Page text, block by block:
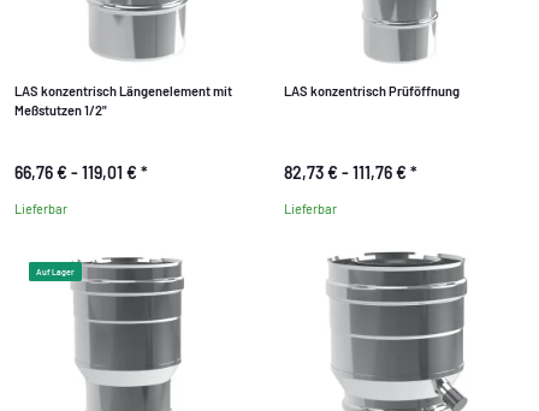
LAS konzentrisch Längenelement mit
Meßstutzen 1/2"
66,76 € -119,01 € *
Lieferbar
LAS konzentrisch Prüföffnung
82,73 € -111,76 € *
Lieferbar
Auf Lager